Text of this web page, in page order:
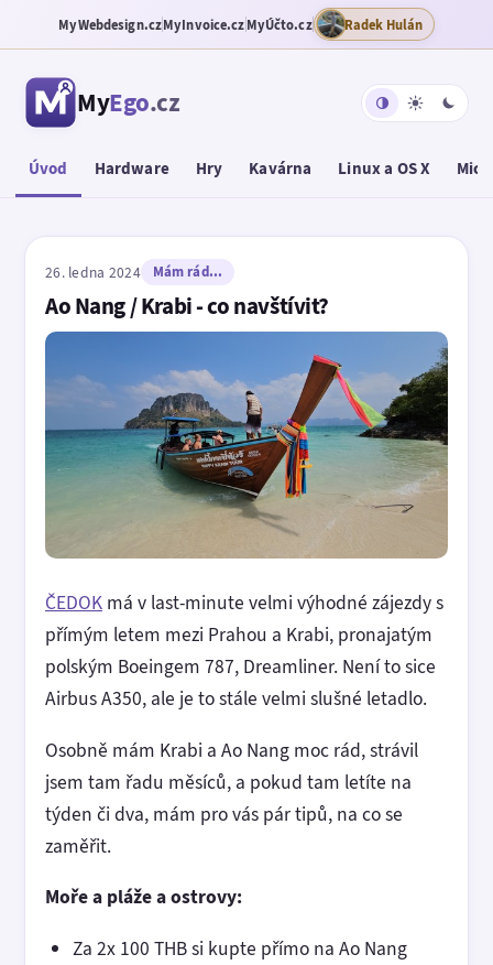
MyWebdesign.czMyInvoice.czMyÚčto.cz Radek Hulán
MyEgo.cz
Úvod Hardware Hry Kavárna Linux a OS X
26. ledna 2024 Mám rád...
Ao Nang / Krabi - co navštívit?
ČEDOK má v last-minute velmi výhodné zájezdy s
přímým letem mezi Prahou a Krabi, pronajatým
polským Boeingem 787, Dreamliner. Není to sice
Airbus A350, ale je to stále velmi slušné letadlo.
Osobně mám Krabi a Ao Nang moc rád, strávil
jsem tam řadu měsíců, a pokud tam letíte na
týden či dva, mám pro vás pár tipů, na co se
zaměřit.
Moře a pláže a ostrovy:
Za 2x 100 THB si kupte přímo na Ao Nang